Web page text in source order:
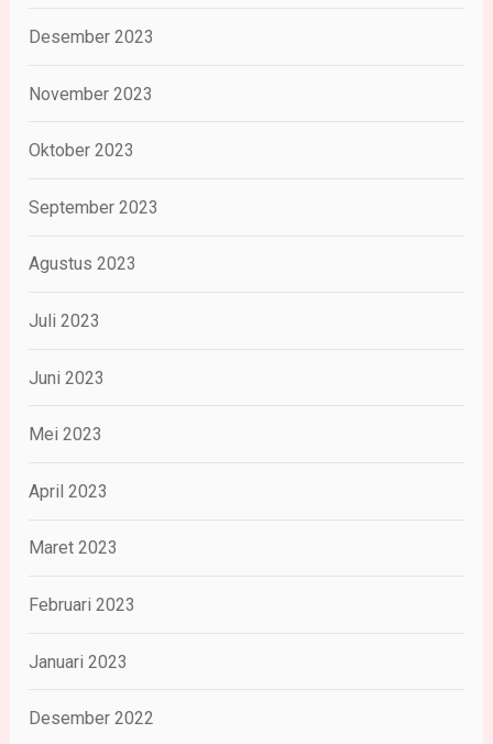
Desember 2023
November 2023
Oktober 2023
September 2023
Agustus 2023
Juli 2023
Juni 2023
Mei 2023
April 2023
Maret 2023
Februari 2023
Januari 2023
Desember 2022